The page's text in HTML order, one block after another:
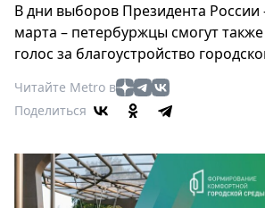
Туризм
Мода
Театр
Кино
Афиша
Выставки
Пресс-
В дни выборов Президента России
марта – петербуржцы смогут
голос за благоустройство
Читайте Metro в
Поделиться